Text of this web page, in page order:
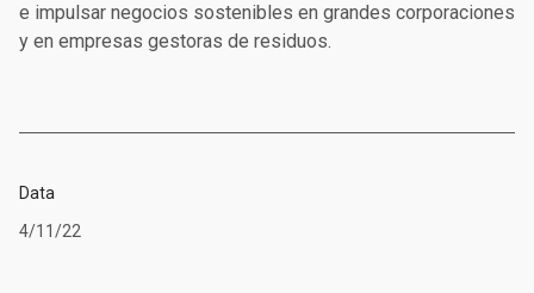
e impulsar negocios sostenibles en grandes corporaciones
y en empresas gestoras de residuos.
Data
4/11/22